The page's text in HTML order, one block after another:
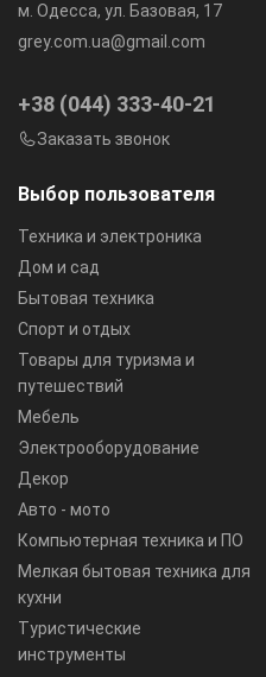
Выбор пользователя
Техника и электроника
Дом и сад
Бытовая техника
Спорт и отдых
Товары для туризма и
путешествий
Мебель
Электрооборудование
Декор
Авто - мото
Компьютерная техника и ПО
Мелкая бытовая техника для
кухни
Туристические
инструменты
м. Одесса, ул. Базовая, 17
grey.com.ua@gmail.com
+38 (044) 333-40-21
Заказать звонок